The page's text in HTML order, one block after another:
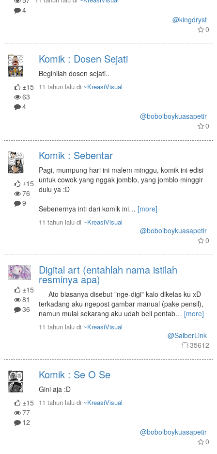
4
@kingdryst
0
±15
63
4
Komik : Dosen Sejati
Beginilah dosen sejati..
11 tahun laludi ~KreasiVisual
@boboiboykuasapetir
0
±15
76
9
Komik : Sebentar
Pagi, mumpung hari ini malem minggu, komik ini edisi
untuk cowok yang nggak jomblo, yang jomblo minggir
dulu ya :D
Sebenernya inti dari komik ini… [more]
11 tahun laludi ~KreasiVisual
@boboiboykuasapetir
0
±15
81
36
Digital art (entahlah nama istilah
resminya apa)
Ato biasanya disebut "nge-digi" kalo dikelas ku xD
terkadang aku ngepost gambar manual (pake pensil),
namun mulai sekarang aku udah beli pentab… [more]
11 tahun laludi ~KreasiVisual
@SaiberLink
35612
±15
77
12
Komik : Se O Se
Gini aja :D
11 tahun laludi ~KreasiVisual
@boboiboykuasapetir
0